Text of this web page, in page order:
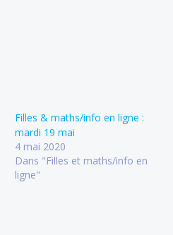
Filles & maths/info en ligne :
mardi 19 mai
4 mai 2020
Dans "Filles et maths/info en
ligne"